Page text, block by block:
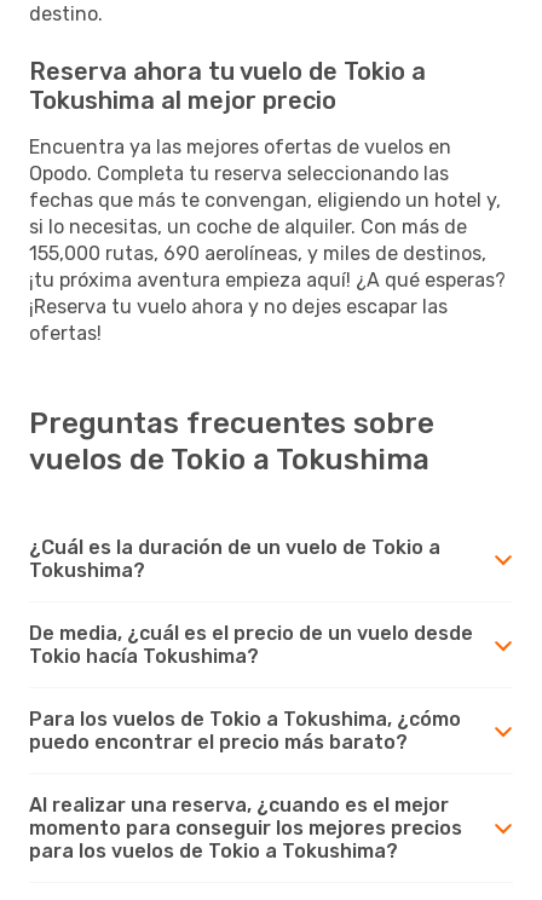
destino.
Reserva ahora tu vuelo de Tokio a
Tokushima al mejor precio
Encuentra ya las mejores ofertas de vuelos en
Opodo. Completa tu reserva seleccionando las
fechas que más te convengan, eligiendo un hotel y,
si lo necesitas, un coche de alquiler. Con más de
155,000 rutas, 690 aerolíneas, y miles de destinos,
¡tu próxima aventura empieza aquí! ¿A qué esperas?
¡Reserva tu vuelo ahora y no dejes escapar las
ofertas!
Preguntas frecuentes sobre
vuelos de Tokio a Tokushima
¿Cuál es la duración de un vuelo de Tokio a
Tokushima?
De media, ¿cuál es el precio de un vuelo desde
Tokio hacía Tokushima?
Para los vuelos de Tokio a Tokushima, ¿cómo
puedo encontrar el precio más barato?
Al realizar una reserva, ¿cuando es el mejor
momento para conseguir los mejores precios
para los vuelos de Tokio a Tokushima?